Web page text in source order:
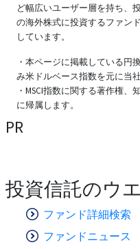
ど幅広いユーザー層を持ち、
の海外株式に投資するファン
しています。
・本ページに掲載している円
み米ドルベース指数を元に当
・MSCI指数に関する著作権、
に帰属します。
PR
投資信託のウ
ファンド詳細検索
ファンドニュース